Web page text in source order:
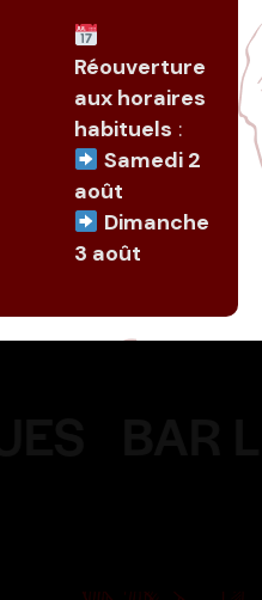
Réouverture
aux horaires
habituels :
Samedi 2
août
Dimanche
3 août